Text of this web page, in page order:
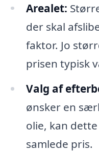
Arealet:
der skal
faktor. Jo
prisen typisk
Valg af
ønsker en
olie, kan
samlede pris.